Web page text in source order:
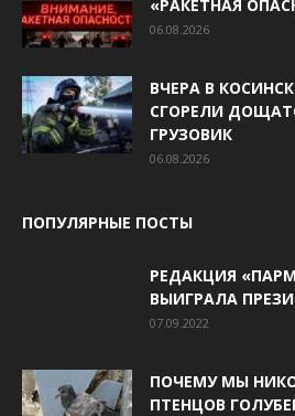
«РАКЕТНАЯ
06.08.2026
ВЧЕРА В
СГОРЕЛИ
ГРУЗОВИК
06.08.2026
ПОПУЛЯРНЫЕ ПОСТЫ
РЕДАКЦИЯ
ВЫИГРАЛА
07.09.2022
ПОЧЕМУ МЫ
ПТЕНЦОВ